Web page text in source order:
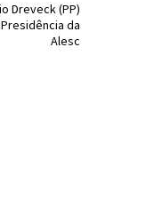
Dreveck (PP)
da
Alesc